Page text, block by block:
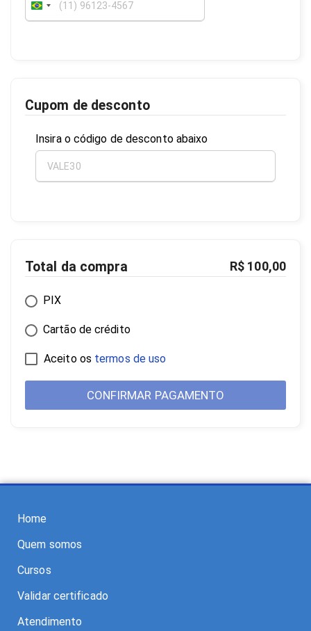
Brazil
+55
Cupom de desconto
Insira o código de desconto abaixo
Total da compra R$ 100,00
PIX
Cartão de crédito
Aceito os termos de uso
CONFIRMAR PAGAMENTO
Home
Quem somos
Cursos
Validar certificado
Atendimento